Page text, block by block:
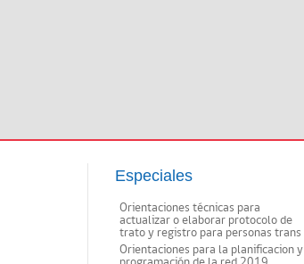
Especiales
Orientaciones técnicas para
actualizar o elaborar protocolo de
trato y registro para personas trans
Orientaciones para la planificacion y